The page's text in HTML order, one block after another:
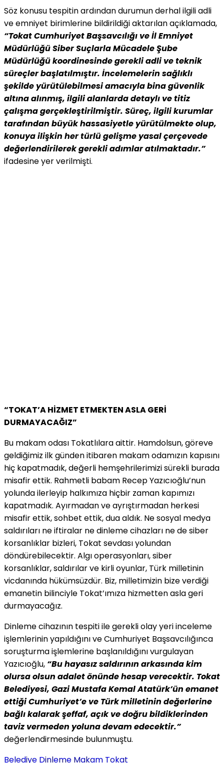
Söz konusu tespitin ardından durumun derhal ilgili adli
ve emniyet birimlerine bildirildiği aktarılan açıklamada,
“Tokat Cumhuriyet Başsavcılığı ve İl Emniyet
Müdürlüğü Siber Suçlarla Mücadele Şube
Müdürlüğü koordinesinde gerekli adli ve teknik
süreçler başlatılmıştır. İncelemelerin sağlıklı
şekilde yürütülebilmesi amacıyla bina güvenlik
altına alınmış, ilgili alanlarda detaylı ve titiz
çalışma gerçekleştirilmiştir. Süreç, ilgili kurumlar
tarafından büyük hassasiyetle yürütülmekte olup,
konuya ilişkin her türlü gelişme yasal çerçevede
değerlendirilerek gerekli adımlar atılmaktadır.”
ifadesine yer verilmişti.
“TOKAT’A HİZMET ETMEKTEN ASLA GERİ
DURMAYACAĞIZ”
Bu makam odası Tokatlılara aittir. Hamdolsun, göreve
geldiğimiz ilk günden itibaren makam odamızın kapısını
hiç kapatmadık, değerli hemşehrilerimizi sürekli burada
misafir ettik. Rahmetli babam Recep Yazıcıoğlu’nun
yolunda ilerleyip halkımıza hiçbir zaman kapımızı
kapatmadık. Ayırmadan ve ayrıştırmadan herkesi
misafir ettik, sohbet ettik, dua aldık. Ne sosyal medya
saldırıları ne iftiralar ne dinleme cihazları ne de siber
korsanlıklar bizleri, Tokat sevdası yolundan
döndürebilecektir. Algı operasyonları, siber
korsanlıklar, saldırılar ve kirli oyunlar, Türk milletinin
vicdanında hükümsüzdür. Biz, milletimizin bize verdiği
emanetin bilinciyle Tokat’ımıza hizmetten asla geri
durmayacağız.
Dinleme cihazının tespiti ile gerekli olay yeri inceleme
işlemlerinin yapıldığını ve Cumhuriyet Başsavcılığınca
soruşturma işlemlerine başlanıldığını vurgulayan
Yazıcıoğlu, “Bu hayasız saldırının arkasında kim
olursa olsun adalet önünde hesap verecektir. Tokat
Belediyesi, Gazi Mustafa Kemal Atatürk’ün emanet
ettiği Cumhuriyet’e ve Türk milletinin değerlerine
bağlı kalarak şeffaf, açık ve doğru bildiklerinden
taviz vermeden yoluna devam edecektir.”
değerlendirmesinde bulunmuştu.
Belediye Dinleme Makam Tokat